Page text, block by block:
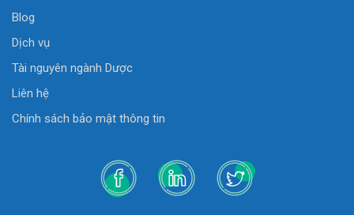
Blog
Dịch vụ
Tài nguyên ngành Dược
Liên hệ
Chính sách bảo mật thông tin